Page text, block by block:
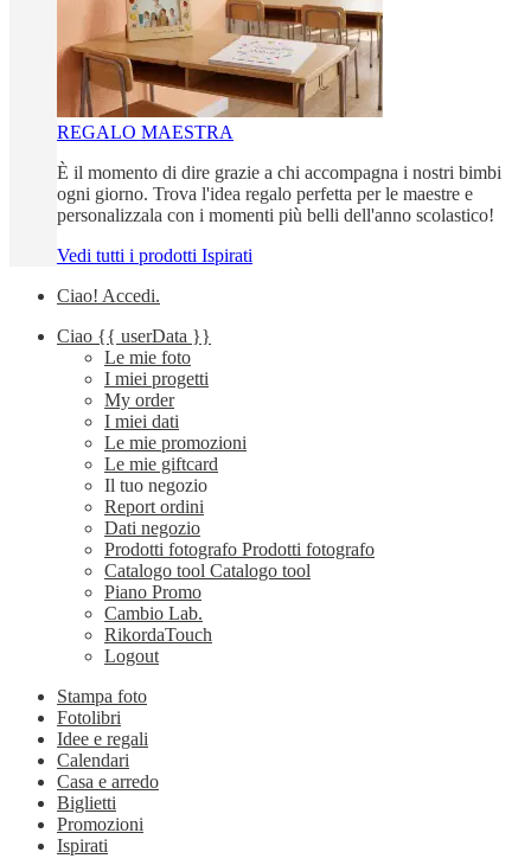
REGALO MAESTRA
È il momento di dire grazie a chi accompagna i nostri bimbi
ogni giorno. Trova l'idea regalo perfetta per le maestre e
personalizzala con i momenti più belli dell'anno scolastico!
Vedi tutti i prodotti Ispirati
Ciao! Accedi.
Ciao {{ userData }}
Le mie foto
I miei progetti
My order
I miei dati
Le mie promozioni
Le mie giftcard
Il tuo negozio
Report ordini
Dati negozio
Prodotti fotografo Prodotti fotografo
Catalogo tool Catalogo tool
Piano Promo
Cambio Lab.
RikordaTouch
Logout
Stampa foto
Fotolibri
Idee e regali
Calendari
Casa e arredo
Biglietti
Promozioni
Ispirati